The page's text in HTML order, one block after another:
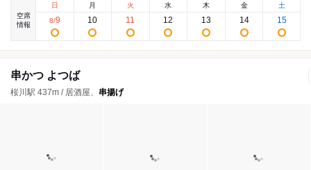
空席
情報
日
8/9
月
10
火
11
水
12
木
13
金
14
土
15
串かつ よつば
桜川駅 437m / 居酒屋、 串揚げ